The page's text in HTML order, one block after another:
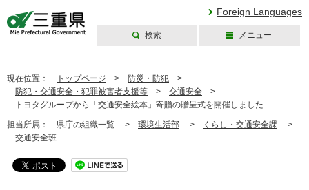
Foreign Languages
検索 メニュー
現在位置： トップページ > 防災・防犯 >
防犯・交通安全・犯罪被害者支援等 > 交通安全 >
トヨタグループから「交通安全絵本」寄贈の贈呈式を開催しました
担当所属： 県庁の組織一覧 > 環境生活部 > くらし・交通安全課 >
交通安全班